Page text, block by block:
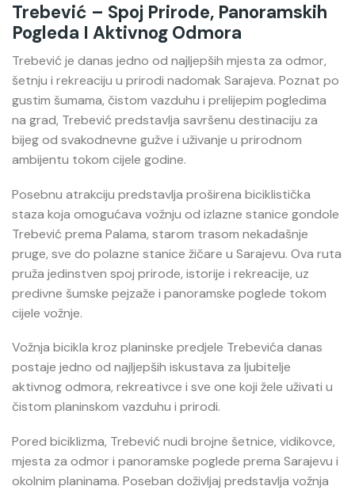
Trebević – Spoj Prirode, Panoramskih
Pogleda I Aktivnog Odmora
Trebević je danas jedno od najljepših mjesta za odmor,
šetnju i rekreaciju u prirodi nadomak Sarajeva. Poznat po
gustim šumama, čistom vazduhu i prelijepim pogledima
na grad, Trebević predstavlja savršenu destinaciju za
bijeg od svakodnevne gužve i uživanje u prirodnom
ambijentu tokom cijele godine.
Posebnu atrakciju predstavlja proširena biciklistička
staza koja omogućava vožnju od izlazne stanice gondole
Trebević prema Palama, starom trasom nekadašnje
pruge, sve do polazne stanice žičare u Sarajevu. Ova ruta
pruža jedinstven spoj prirode, istorije i rekreacije, uz
predivne šumske pejzaže i panoramske poglede tokom
cijele vožnje.
Vožnja bicikla kroz planinske predjele Trebevića danas
postaje jedno od najljepših iskustava za ljubitelje
aktivnog odmora, rekreativce i sve one koji žele uživati u
čistom planinskom vazduhu i prirodi.
Pored biciklizma, Trebević nudi brojne šetnice, vidikovce,
mjesta za odmor i panoramske poglede prema Sarajevu i
okolnim planinama. Poseban doživljaj predstavlja vožnja